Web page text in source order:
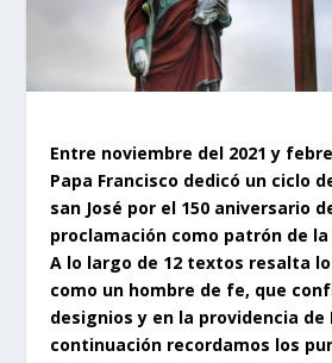
Entre noviembre del 2021 y
Papa Francisco dedicó un ciclo
san José por el 150 aniversario
proclamación como patrón de
A lo largo de 12 textos resalta
como un hombre de fe, que
designios y en la providencia de
continuación recordamos los